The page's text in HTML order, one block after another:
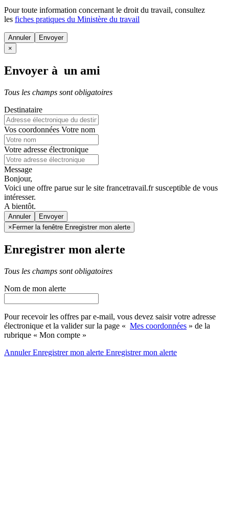
Pour toute information concernant le droit du travail, consultez
les fiches pratiques du Ministère du travail
Annuler
×
Envoyer à un ami
Tous les champs sont obligatoires
Destinataire
Vos coordonnées Votre nom
Votre adresse électronique
Message
Bonjour,
Voici une offre parue sur le site francetravail.fr susceptible de vous
intéresser.
A bientôt.
Annuler
× Fermer la fenêtre Enregistrer mon alerte
Enregistrer mon alerte
Tous les champs sont obligatoires
Nom de mon alerte
Pour recevoir les offres par e-mail, vous devez saisir votre adresse
électronique et la valider sur la page « Mes coordonnées » de la
rubrique « Mon compte »
AnnulerEnregistrer mon alerte Enregistrermon alerte